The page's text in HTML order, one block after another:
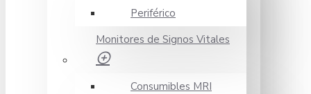
Periférico
Monitores de Signos Vitales
Consumibles MRI